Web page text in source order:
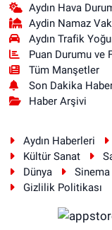
Aydın Hava
Aydin Namaz
Aydın Trafik
Puan Durumu ve
Tüm Manşetler
Son Dakika
Haber Arşivi
Aydın Haberleri
Kültür Sanat
Dünya
Sinema
Gizlilik Politikası